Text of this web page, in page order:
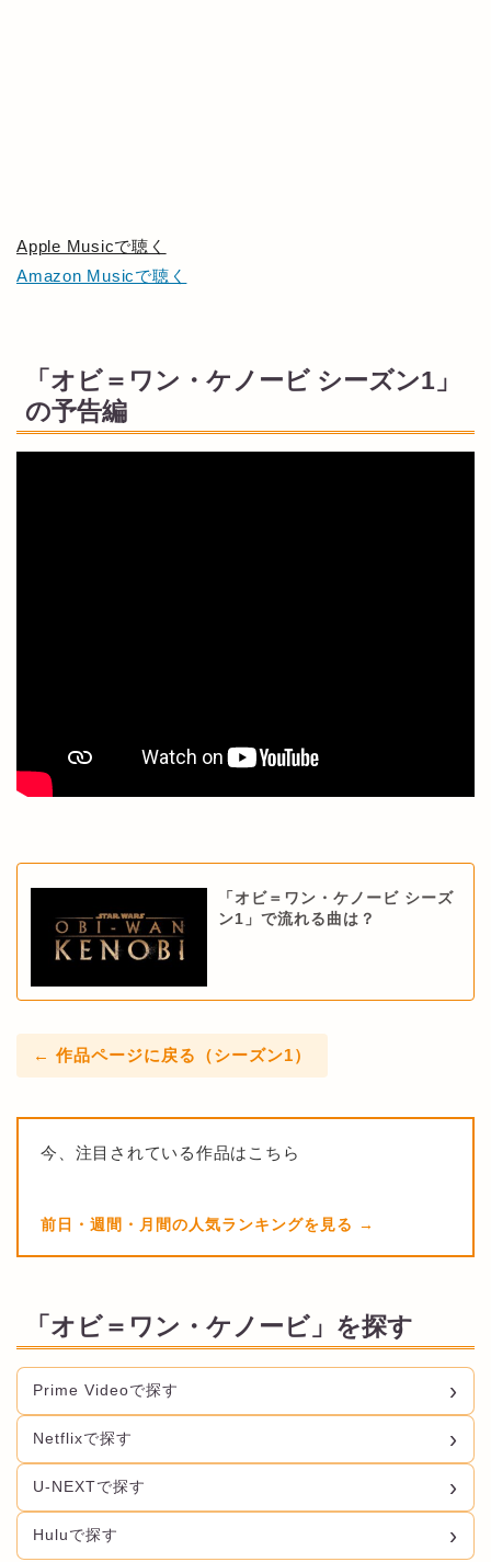
Apple Musicで聴く
Amazon Musicで聴く
「オビ＝ワン・ケノービ シーズン1」
の予告編
「オビ＝ワン・ケノービ シーズ
ン1」で流れる曲は？
← 作品ページに戻る（シーズン1）
今、注目されている作品はこちら
前日・週間・月間の人気ランキングを見る
「オビ＝ワン・ケノービ」を探す
Prime Videoで探す
Netflixで探す
U-NEXTで探す
Huluで探す